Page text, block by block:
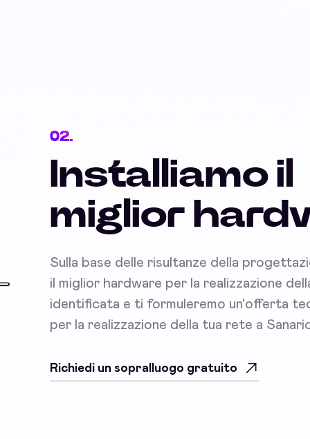
02.
Installiamo il
miglior
Sulla base delle risultanze della
il miglior hardware per la realizzazione
identificata e ti formuleremo un'offerta
per la realizzazione della tua rete a
Richiedi un sopralluogo gratuito